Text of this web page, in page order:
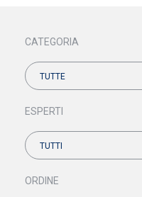
CATEGORIA
TUTTE
ESPERTI
TUTTI
ORDINE